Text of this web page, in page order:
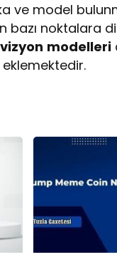
ve model
bazı noktalara
modelleri